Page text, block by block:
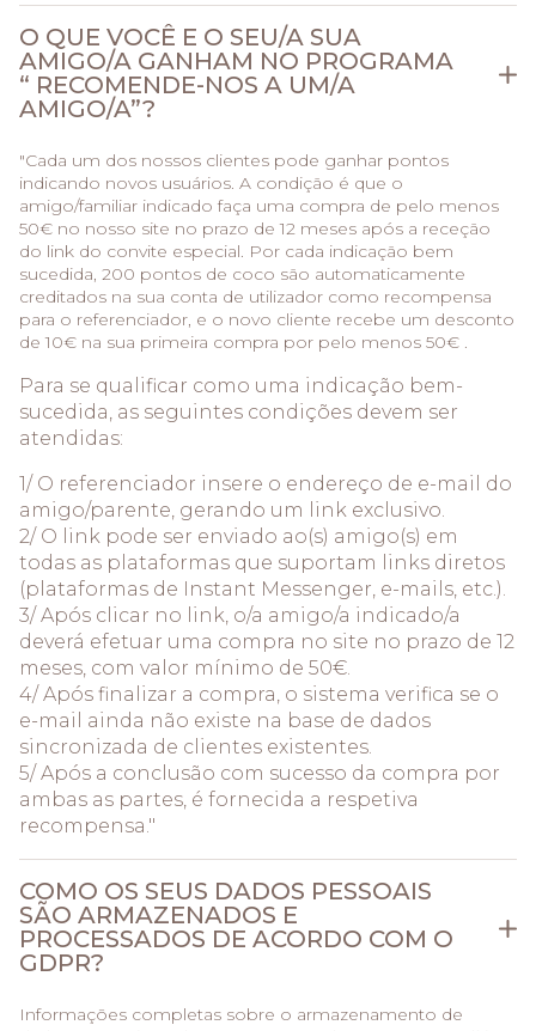
O QUE VOCÊ E O SEU/A SUA
AMIGO/A GANHAM NO PROGRAMA
“ RECOMENDE-NOS A UM/A
AMIGO/A”?
"Cada um dos nossos clientes pode ganhar pontos
indicando novos usuários. A condição é que o
amigo/familiar indicado faça uma compra de pelo menos
50€ no nosso site no prazo de 12 meses após a receção
do link do convite especial. Por cada indicação bem
sucedida, 200 pontos de coco são automaticamente
creditados na sua conta de utilizador como recompensa
para o referenciador, e o novo cliente recebe um desconto
de 10€ na sua primeira compra por pelo menos 50€ .
Para se qualificar como uma indicação bem-
sucedida, as seguintes condições devem ser
atendidas:
1/ O referenciador insere o endereço de e-mail do
amigo/parente, gerando um link exclusivo.
2/ O link pode ser enviado ao(s) amigo(s) em
todas as plataformas que suportam links diretos
(plataformas de Instant Messenger, e-mails, etc.).
3/ Após clicar no link, o/a amigo/a indicado/a
deverá efetuar uma compra no site no prazo de 12
meses, com valor mínimo de 50€.
4/ Após finalizar a compra, o sistema verifica se o
e-mail ainda não existe na base de dados
sincronizada de clientes existentes.
5/ Após a conclusão com sucesso da compra por
ambas as partes, é fornecida a respetiva
recompensa."
COMO OS SEUS DADOS PESSOAIS
SÃO ARMAZENADOS E
PROCESSADOS ​​DE ACORDO COM O
GDPR?
Informações completas sobre o armazenamento de